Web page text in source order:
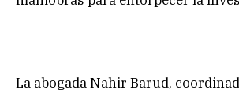
La abogada Nahir Barud,